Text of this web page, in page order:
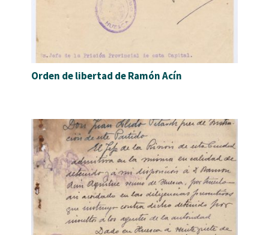
Orden de libertad de Ramón Acín